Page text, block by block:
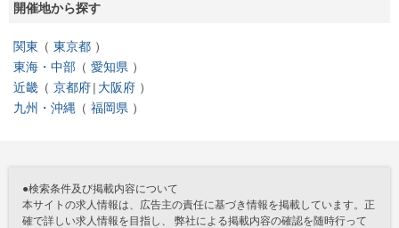
開催地から探す
関東
東京都
東海・中部
愛知県
近畿
京都府 大阪府
九州・沖縄
福岡県
●検索条件及び掲載内容について
本サイトの求人情報は、広告主の責任に基づき情報を掲載しています。正
確で詳しい求人情報を目指し、 弊社による掲載内容の確認を随時行って